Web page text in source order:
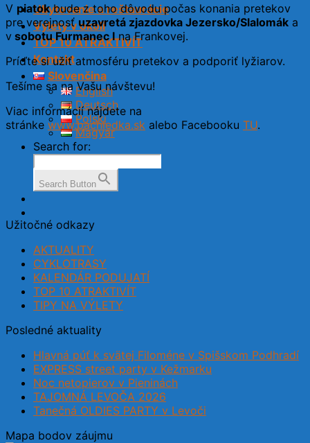
Ubytovanie a reštaurácie
Výlety v okolí
TOP 10 ATRAKTIVÍT
Kontakt
Slovenčina
English
Deutsch
Polski
Magyar
Search for:
Search Button
V piatokbude z toho dôvodu počas konania pretekov
pre verejnosťuzavretá zjazdovka Jezersko/Slalomák a
v sobotu Furmanec Ina Frankovej.
Príďte si užiť atmosféru pretekov a podporiť lyžiarov.
Tešíme sa na Vašu návštevu!
Viac informácií nájdete na
stránke www.bachledka.sk alebo Facebooku TU.
Užitočné odkazy
AKTUALITY
CYKLOTRASY
KALENDÁR PODUJATÍ
TOP 10 ATRAKTIVÍT
TIPY NA VÝLETY
Posledné aktuality
Hlavná púť k svätej Filoméne v Spišskom Podhradí
EXPRESS street party v Kežmarku
Noc netopierov v Pieninách
TAJOMNÁ LEVOČA 2026
Tanečná OLDIES PARTY v Levoči
Mapa bodov záujmu